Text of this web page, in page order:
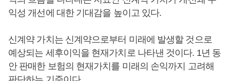
익성 개선에 대한 기대감을 높이고 있다.
신계약 가치는 신계약으로부터 미래에 발생할 것으로
예상되는 세후이익을 현재가치로 나타낸 것이다. 1년 동
안 판매한 보험의 현재가치를 미래의 손익까지 고려해